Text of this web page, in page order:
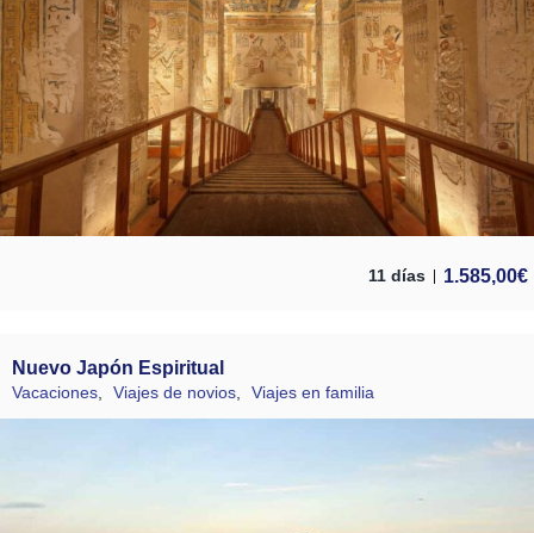
11 días 1.585,00€
Nuevo Japón Espiritual
Vacaciones, Viajes de novios, Viajes en familia